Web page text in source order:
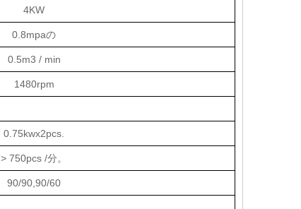
4KW
0.8mpaの
0.5m3 / min
1480rpm
0.75kwx2pcs.
> 750pcs /分。
90/90,90/60